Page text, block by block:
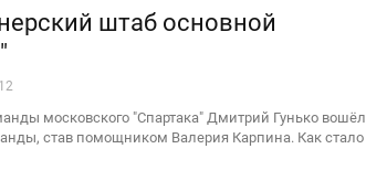
штаб основной
московского "Спартака" Дмитрий Гунько вошёл
став помощником Валерия Карпина. Как стало